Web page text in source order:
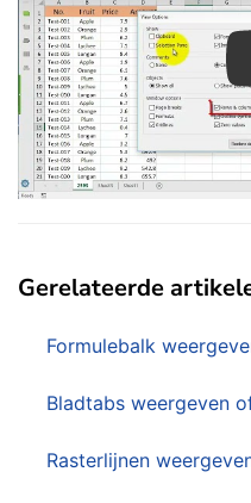
Gerelateerde
Formulebalk
Bladtabs weergeven
Rasterlijnen